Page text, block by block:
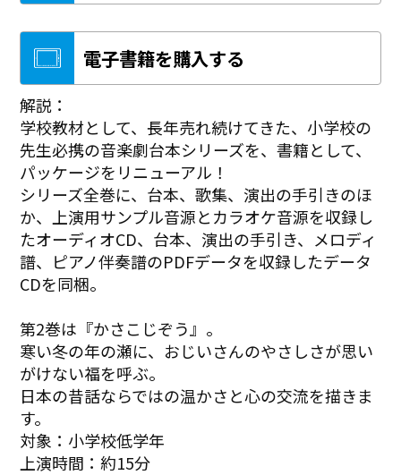
電子書籍を購入する
解説：
学校教材として、長年売れ続けてきた、小学校の
先生必携の音楽劇台本シリーズを、書籍として、
パッケージをリニューアル！
シリーズ全巻に、台本、歌集、演出の手引きのほ
か、上演用サンプル音源とカラオケ音源を収録し
たオーディオCD、台本、演出の手引き、メロディ
譜、ピアノ伴奏譜のPDFデータを収録したデータ
CDを同梱。
第2巻は『かさこじぞう』。
寒い冬の年の瀬に、おじいさんのやさしさが思い
がけない福を呼ぶ。
日本の昔話ならではの温かさと心の交流を描きま
す。
対象：小学校低学年
上演時間：約15分